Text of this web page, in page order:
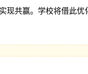
共赢。学校将借此